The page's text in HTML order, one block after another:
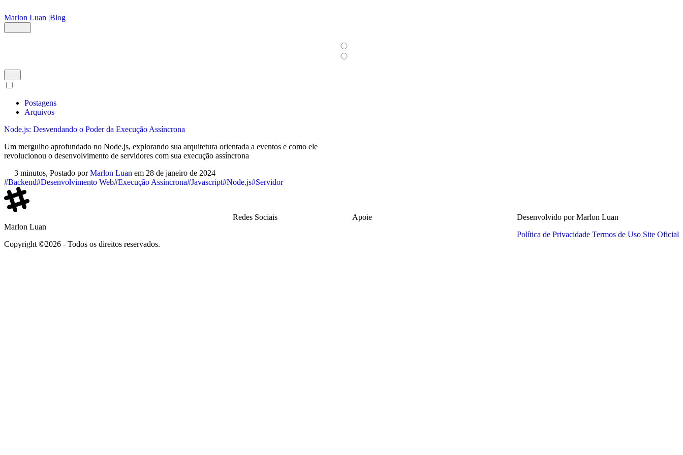
Marlon Luan |Blog
Postagens
Arquivos
Node.js: Desvendando o Poder da Execução Assíncrona
Um mergulho aprofundado no Node.js, explorando sua arquitetura orientada a eventos e como ele
revolucionou o desenvolvimento de servidores com sua execução assíncrona
3 minutos, Postado porMarlon Luan em 28 de janeiro de 2024
#Backend#Desenvolvimento Web#Execução Assíncrona#Javascript#Node.js#Servidor
Marlon Luan
Copyright ©2026 - Todos os direitos reservados.
Redes Sociais Apoie
Desenvolvido por Marlon Luan
Política de Privacidade Termos de Uso Site Oficial